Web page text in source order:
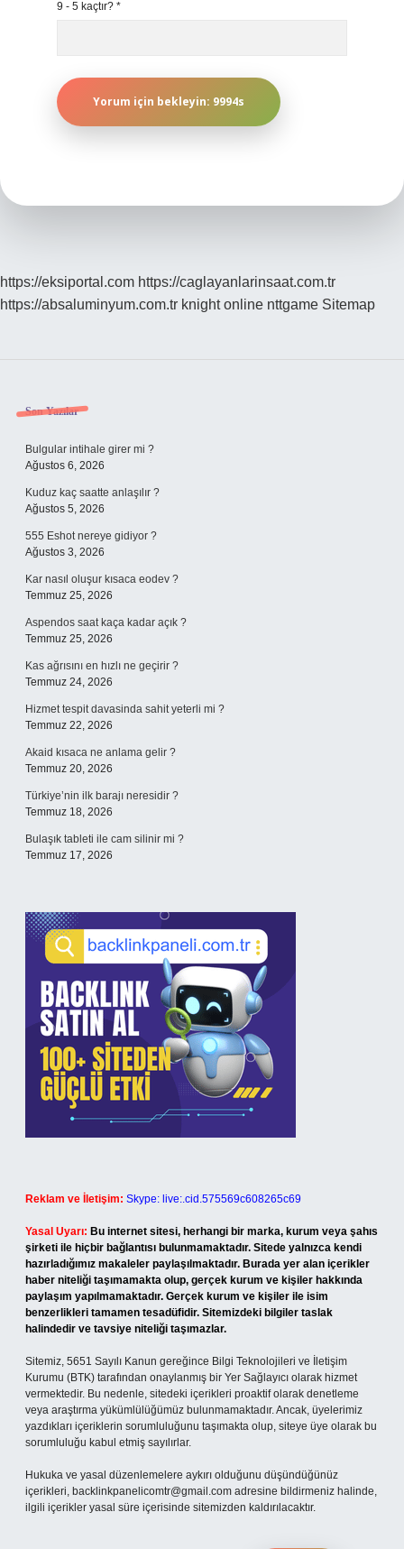
9 - 5 kaçtır? *
https://eksiportal.com https://caglayanlarinsaat.com.tr
https://absaluminyum.com.tr knight online nttgame Sitemap
Sidebar
Son Yazılar
Bulgular intihale girer mi ?
Ağustos 6, 2026
Kuduz kaç saatte anlaşılır ?
Ağustos 5, 2026
555 Eshot nereye gidiyor ?
Ağustos 3, 2026
Kar nasıl oluşur kısaca eodev ?
Temmuz 25, 2026
Aspendos saat kaça kadar açık ?
Temmuz 25, 2026
Kas ağrısını en hızlı ne geçirir ?
Temmuz 24, 2026
Hizmet tespit davasinda sahit yeterli mi ?
Temmuz 22, 2026
Akaid kısaca ne anlama gelir ?
Temmuz 20, 2026
Türkiye’nin ilk barajı neresidir ?
Temmuz 18, 2026
Bulaşık tableti ile cam silinir mi ?
Temmuz 17, 2026
Reklam ve İletişim: Skype: live:.cid.575569c608265c69
Yasal Uyarı: Bu internet sitesi, herhangi bir marka, kurum veya şahıs
şirketi ile hiçbir bağlantısı bulunmamaktadır. Sitede yalnızca kendi
hazırladığımız makaleler paylaşılmaktadır. Burada yer alan içerikler
haber niteliği taşımamakta olup, gerçek kurum ve kişiler hakkında
paylaşım yapılmamaktadır. Gerçek kurum ve kişiler ile isim
benzerlikleri tamamen tesadüfidir. Sitemizdeki bilgiler taslak
halindedir ve tavsiye niteliği taşımazlar.
Sitemiz, 5651 Sayılı Kanun gereğince Bilgi Teknolojileri ve İletişim
Kurumu (BTK) tarafından onaylanmış bir Yer Sağlayıcı olarak hizmet
vermektedir. Bu nedenle, sitedeki içerikleri proaktif olarak denetleme
veya araştırma yükümlülüğümüz bulunmamaktadır. Ancak, üyelerimiz
yazdıkları içeriklerin sorumluluğunu taşımakta olup, siteye üye olarak bu
sorumluluğu kabul etmiş sayılırlar.
Hukuka ve yasal düzenlemelere aykırı olduğunu düşündüğünüz
içerikleri, backlinkpanelicomtr@gmail.com adresine bildirmeniz halinde,
ilgili içerikler yasal süre içerisinde sitemizden kaldırılacaktır.